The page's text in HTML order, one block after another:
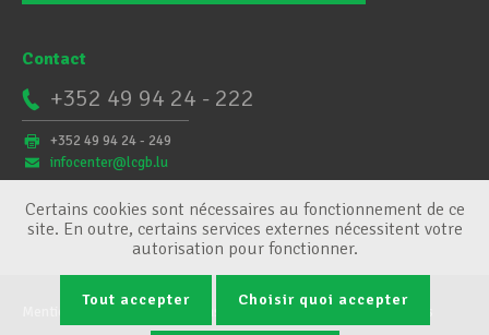
Contact
+352 49 94 24 - 222
+352 49 94 24 - 249
infocenter@lcgb.lu
Conditions générales Gestion des cookies
Certains cookies sont nécessaires au fonctionnement de ce
site. En outre, certains services externes nécessitent votre
autorisation pour fonctionner.
Tout accepter Choisir quoi accepter